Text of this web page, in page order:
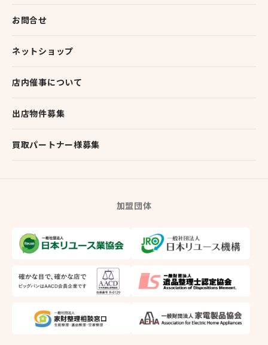
お問合せ
ネットショップ
店内催事について
出店物件募集
買取パートナー様募集
加盟団体